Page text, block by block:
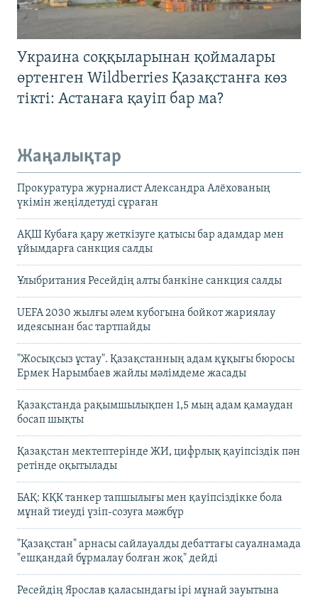
Украина соққыларынан қоймалары
өртенген Wildberries Қазақстанға көз
тікті: Астанаға қауіп бар ма?
Жаңалықтар
Прокуратура журналист Александра Алёхованың
үкімін жеңілдетуді сұраған
АҚШ Кубаға қару жеткізуге қатысы бар адамдар мен
ұйымдарға санкция салды
Ұлыбритания Ресейдің алты банкіне санкция салды
UEFA 2030 жылғы әлем кубогына бойкот жариялау
идеясынан бас тартпайды
"Жосықсыз ұстау". Қазақстанның адам құқығы бюросы
Ермек Нарымбаев жайлы мәлімдеме жасады
Қазақстанда рақымшылықпен 1,5 мың адам қамаудан
босап шықты
Қазақстан мектептерінде ЖИ, цифрлық қауіпсіздік пән
ретінде оқытылады
БАҚ: КҚК танкер тапшылығы мен қауіпсіздікке бола
мұнай тиеуді үзіп-созуға мәжбүр
"Қазақстан" арнасы сайлауалды дебаттағы сауалнамада
"ешқандай бұрмалау болған жоқ" дейді
Ресейдің Ярослав қаласындағы ірі мұнай зауытына